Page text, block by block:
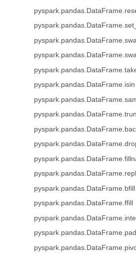
pyspark.pandas.DataFrame.isin
pyspark.pandas.DataFrame.bfill
pyspark.pandas.DataFrame.ffill
pyspark.pandas.DataFrame.pad